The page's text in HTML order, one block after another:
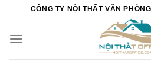
Chuyển
nội
CÔNG TY NỘI THẤT VĂN